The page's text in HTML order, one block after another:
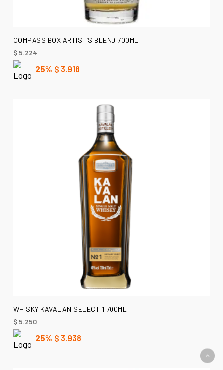
AÑADIR AL CARRITO
COMPASS BOX ARTIST’S BLEND 700ML
$5.224
25% $ 3.918
AÑADIR AL CARRITO
WHISKY KAVALAN SELECT 1 700ML
$5.250
25% $ 3.938